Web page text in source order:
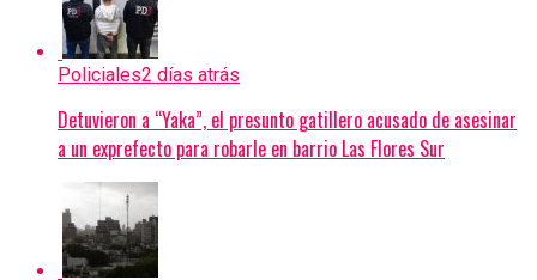
Policiales2 días atrás
Detuvieron a “Yaka”, el presunto gatillero acusado de asesinar
a un exprefecto para robarle en barrio Las Flores Sur